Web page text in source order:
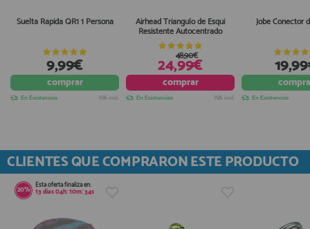
Suelta Rapida QR1 1 Persona
9,99€
comprar
En Existencias IVA incl.
Airhead Triangulo de Esqui
Resistente Autocentrado
24,99€
48,90€
comprar
En Existencias IVA incl.
Jobe Conector
En Existencias
CLIENTES QUE COMPRARON ESTE PRODUCTO
20% Esta oferta finaliza en:
13días04h:10m:34s